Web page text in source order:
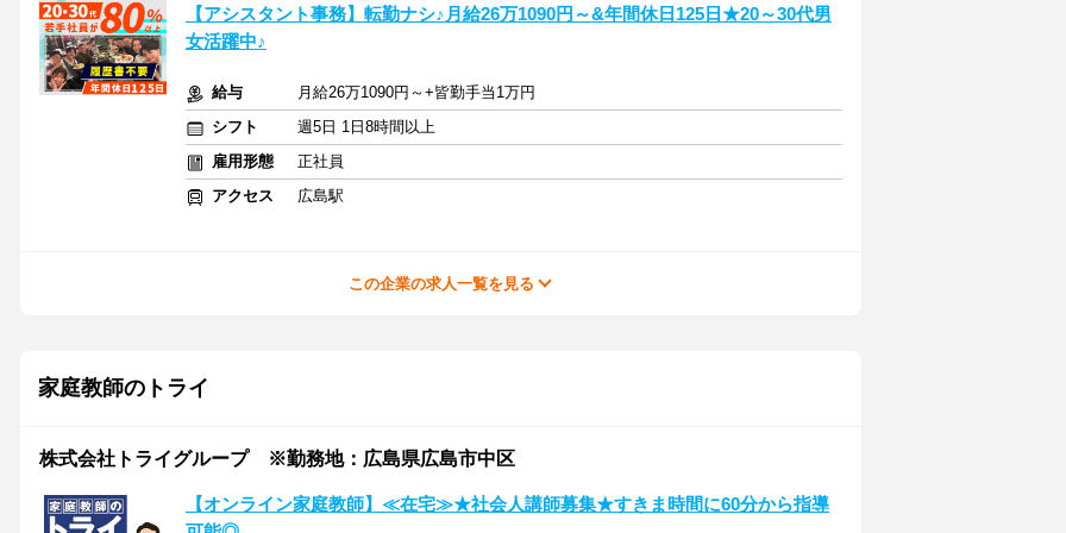
【アシスタント事務】転勤ナシ♪月給26万1090円～&年間休日125日★20～30代男
女活躍中♪
給与
月給26万1090円～+皆勤手当1万円
シフト
週5日 1日8時間以上
雇用形態
正社員
アクセス
広島駅
この企業の求人一覧を見る
家庭教師のトライ
株式会社トライグループ ※勤務地：広島県広島市中区
【オンライン家庭教師】≪在宅≫★社会人講師募集★すきま時間に60分から指導